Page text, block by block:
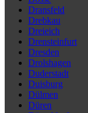
Dransfeld
Drebkau
Dreieich
Drensteinfurt
Dresden
Drolshagen
Duderstadt
Duisburg
Dülmen
Düren